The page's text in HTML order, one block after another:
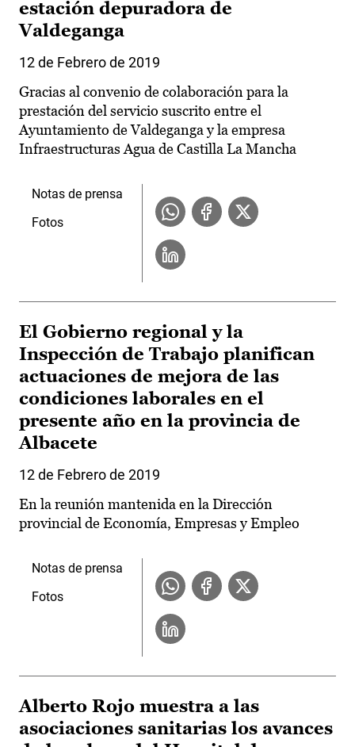
estación depuradora de
Valdeganga
12 de Febrero de 2019
Gracias al convenio de colaboración para la
prestación del servicio suscrito entre el
Ayuntamiento de Valdeganga y la empresa
Infraestructuras Agua de Castilla La Mancha
Notas de prensa
Fotos
El Gobierno regional y la
Inspección de Trabajo planifican
actuaciones de mejora de las
condiciones laborales en el
presente año en la provincia de
Albacete
12 de Febrero de 2019
En la reunión mantenida en la Dirección
provincial de Economía, Empresas y Empleo
Notas de prensa
Fotos
Alberto Rojo muestra a las
asociaciones sanitarias los avances